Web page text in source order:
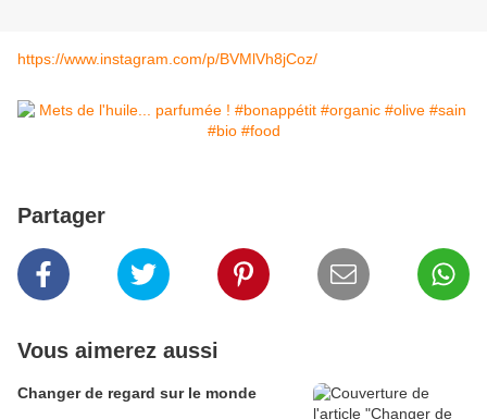
https://www.instagram.com/p/BVMlVh8jCoz/
Partager
Vous aimerez aussi
Changer de regard sur le monde